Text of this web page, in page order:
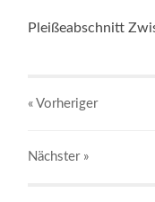
Pleißeabschnitt
« Vorheriger
Nächster »